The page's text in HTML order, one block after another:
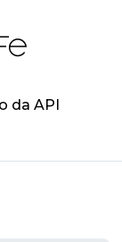
da API